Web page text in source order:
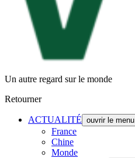
Un autre regard sur le monde
Retourner
ACTUALITÉ ouvrir le menu
France
Chine
Monde